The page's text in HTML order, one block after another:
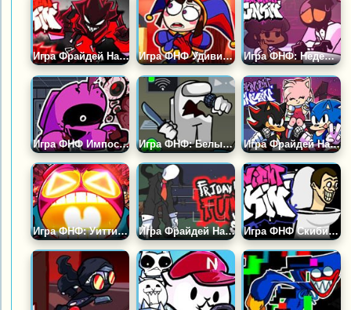
Игра Фрайдей Найт Фанкин: Аготи Игра ФНФ Удивительный Цифровой Цирк Игра ФНФ: Неделя Свиданий Кэрол и Уитти
Игра ФНФ Импостер v4: Монохром и Трипл Трабл Игра ФНФ: Белый Импостер Игра Фрайдей Найт Фанкин: Соник
Игра ФНФ: Уитти Баллистик Игра Фрайдей Найт Фанкин (ФНФ): Слендермен Игра ФНФ Скибиди: Вторжение